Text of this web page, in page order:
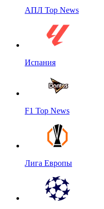
АПЛ Top News
Испания
F1 Top News
Лига Европы